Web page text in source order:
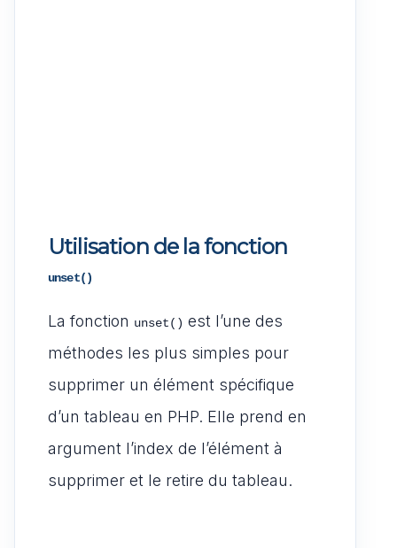
Utilisation de la fonction
unset()
La fonction unset() est l’une des
méthodes les plus simples pour
supprimer un élément spécifique
d’un tableau en PHP. Elle prend en
argument l’index de l’élément à
supprimer et le retire du tableau.